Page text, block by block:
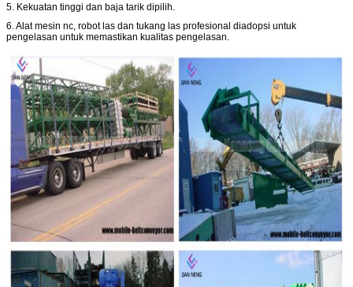
5. Kekuatan tinggi dan baja tarik dipilih.
6. Alat mesin nc, robot las dan tukang las profesional diadopsi untuk
pengelasan untuk memastikan kualitas pengelasan.